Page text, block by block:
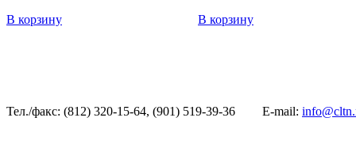
В корзину
В корзину
Тел./факс: (812) 320-15-64, (901) 519-39-36 E-mail: